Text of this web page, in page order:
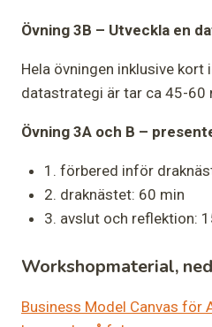
Övning 3B – Utveckla en
Hela övningen inklusive
datastrategi är tar ca 45-60
Övning 3A och B –
1. förbered inför
2. draknästet: 60 min
3. avslut och reflektion:
Workshopmaterial,
Business Model Canvas för